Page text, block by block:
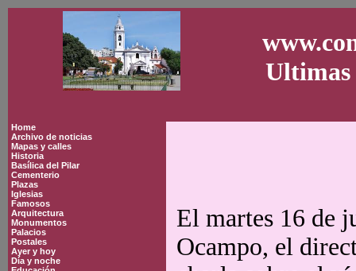
Ultimas
Home
Archivo de noticias
Mapas y calles
Historia
Basílica del Pilar
Cementerio
Plazas
Iglesias
Famosos
Arquitectura
Monumentos
Palacios
Postales
Ayer y hoy
Día y noche
El martes 16 de
Ocampo, el